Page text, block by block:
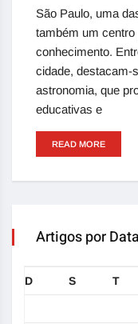
São Paulo, uma
também um centro
conhecimento.
cidade, destacam-
astronomia, que
educativas e
READ MORE
Artigos por Data
D S T